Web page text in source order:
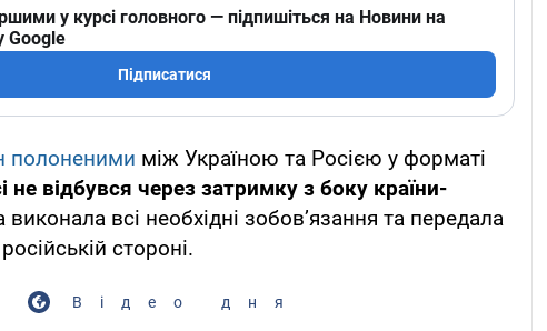
у курсі головного — підпишіться на Новини на
Google
Підписатися
полоненими між Україною та Росією у форматі
не відбувся через затримку з боку країни-
виконала всі необхідні зобов’язання та передала
стороні.
Відео дня